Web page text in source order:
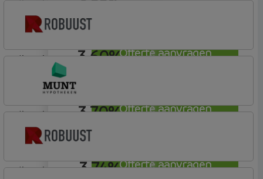
Offerte aanvragen
lineair
3,60%
Offerte aanvragen
lineair
3,70%
Offerte aanvragen
Robuust Hypotheken
lineair
3,74%
lineair